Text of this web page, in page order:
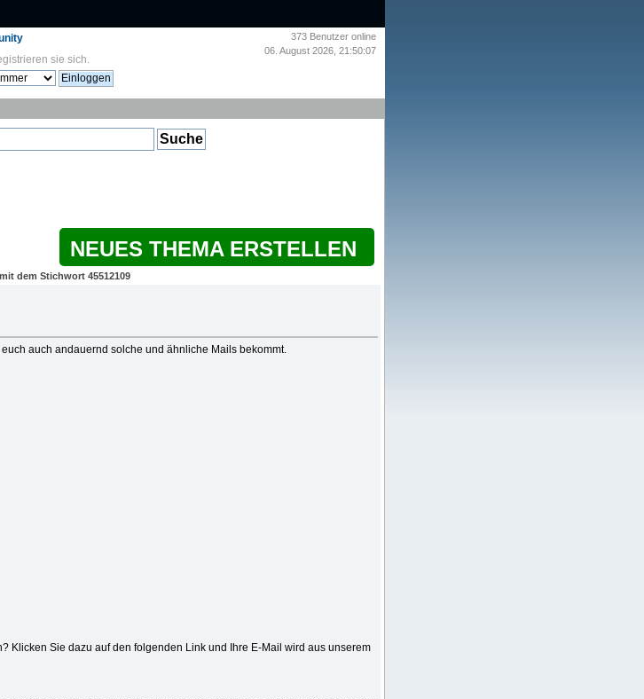
373 Benutzer online
06. August 2026, 21:50:07
sie sich.
NEUES THEMA ERSTELLEN
dem Stichwort 45512109
auch andauernd solche und ähnliche Mails bekommt.
Klicken Sie dazu auf den folgenden Link und Ihre E-Mail wird aus unserem